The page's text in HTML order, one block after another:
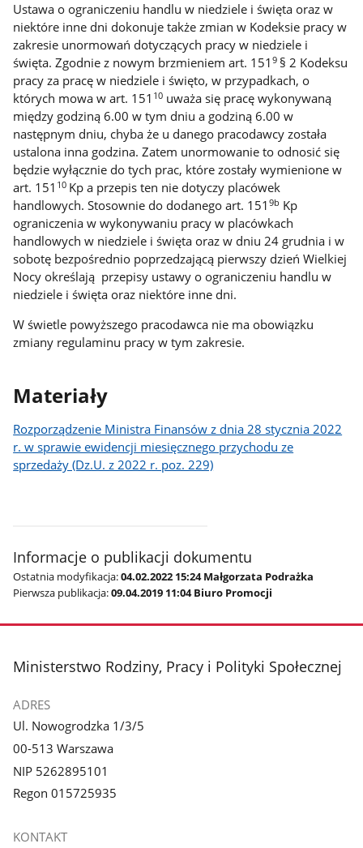
Ustawa o ograniczeniu handlu w niedziele i święta oraz w
niektóre inne dni dokonuje także zmian w Kodeksie pracy w
zakresie unormowań dotyczących pracy w niedziele i
święta. Zgodnie z nowym brzmieniem art. 1519 § 2 Kodeksu
pracy za pracę w niedziele i święto, w przypadkach, o
których mowa w art. 151 10 uważa się pracę wykonywaną
między godziną 6.00 w tym dniu a godziną 6.00 w
następnym dniu, chyba że u danego pracodawcy została
ustalona inna godzina. Zatem unormowanie to odnosić się
będzie wyłącznie do tych prac, które zostały wymienione w
art. 151 10 Kp a przepis ten nie dotyczy placówek
handlowych. Stosownie do dodanego art. 1519b Kp
ograniczenia w wykonywaniu pracy w placówkach
handlowych w niedziele i święta oraz w dniu 24 grudnia i w
sobotę bezpośrednio poprzedzającą pierwszy dzień Wielkiej
Nocy określają przepisy ustawy o ograniczeniu handlu w
niedziele i święta oraz niektóre inne dni.
W świetle powyższego pracodawca nie ma obowiązku
zmiany regulaminu pracy w tym zakresie.
Materiały
Rozporządzenie Ministra Finansów z dnia 28 stycznia 2022
r. w sprawie ewidencji miesięcznego przychodu ze
sprzedaży (Dz.U. z 2022 r. poz. 229)
Informacje o publikacji dokumentu
Ostatnia modyfikacja:04.02.2022 15:24 Małgorzata Podrażka
Pierwsza publikacja:09.04.2019 11:04 Biuro Promocji
stopka
Ministerstwo Rodziny, Pracy i Polityki Społecznej
ADRES
Ul. Nowogrodzka 1/3/5
00-513 Warszawa
NIP 5262895101
Regon 015725935
KONTAKT